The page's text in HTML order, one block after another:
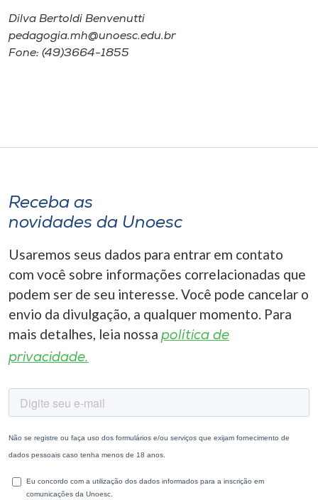
Dilva Bertoldi Benvenutti
pedagogia.mh@unoesc.edu.br
Fone: (49)3664-1855
Receba as
novidades da Unoesc
Usaremos seus dados para entrar em contato
com você sobre informações correlacionadas que
podem ser de seu interesse. Você pode cancelar o
envio da divulgação, a qualquer momento. Para
mais detalhes, leia nossa política de
privacidade.